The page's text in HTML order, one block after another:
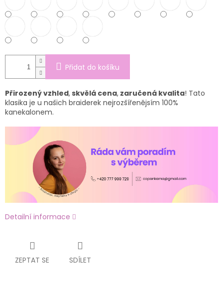
Přidat do košíku
Přirozený vzhled,skvělá cena, zaručená kvalita! Tato
klasika je u našich braiderek nejrozšířenějsím 100%
kanekalonem.
Detailní informace
ZEPTAT SE SDÍLET